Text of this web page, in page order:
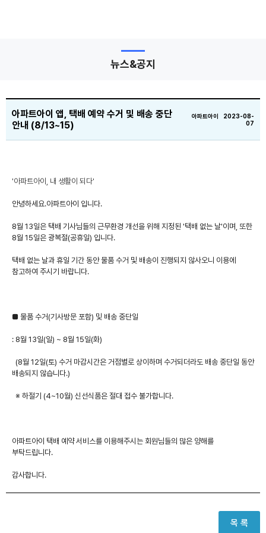
뉴스&공지
아파트아이 앱, 택배 예약 수거 및 배송 중단
안내 (8/13~15)
아파트아이 2023-08-
07
'아파트아이, 내 생활이 되다'
안녕하세요.아파트아이 입니다.
8월 13일은 택배 기사님들의 근무환경 개선을 위해 지정된 '택배 없는 날'이며, 또한
8월 15일은 광복절(공휴일) 입니다.
택배 없는 날과 휴일 기간 동안 물품 수거 및 배송이 진행되지 않사오니 이용에
참고하여 주시기 바랍니다.
■ 물품 수거(기사방문 포함) 및 배송 중단일
: 8월 13일(일) ~ 8월 15일(화)
(8월 12일(토) 수거 마감시간은 거점별로 상이하며 수거되더라도 배송 중단일 동안
배송되지 않습니다.)
※ 하절기 (4~10월) 신선식품은 절대 접수 불가합니다.
아파트아이 택배 예약 서비스를 이용해주시는 회원님들의 많은 양해를
부탁드립니다.
감사합니다.
목 록